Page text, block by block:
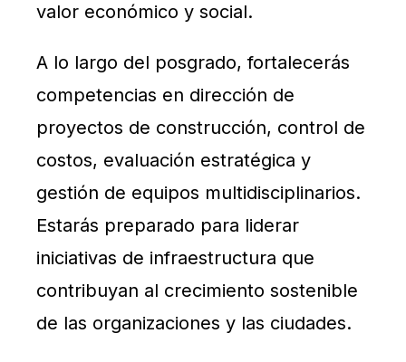
valor económico y social.
A lo largo del posgrado, fortalecerás
competencias en dirección de
proyectos de construcción, control de
costos, evaluación estratégica y
gestión de equipos multidisciplinarios.
Estarás preparado para liderar
iniciativas de infraestructura que
contribuyan al crecimiento sostenible
de las organizaciones y las ciudades.